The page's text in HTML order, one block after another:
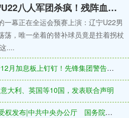
诚信股票配资官网 辽宁U22八人军团杀疯！残阵血战100分，张陈治锋33+13打服对手
一幕正在全运会预赛上演：辽宁U22男
荡，唯一坐着的替补球员竟是拄着拐杖
....
钉！先锋集团警告：交易员正严重误判日本利率终点
大利、英国等10国，发表联合声明
厅 国务院办公厅印发《国有企业领导人员廉洁从业规定》